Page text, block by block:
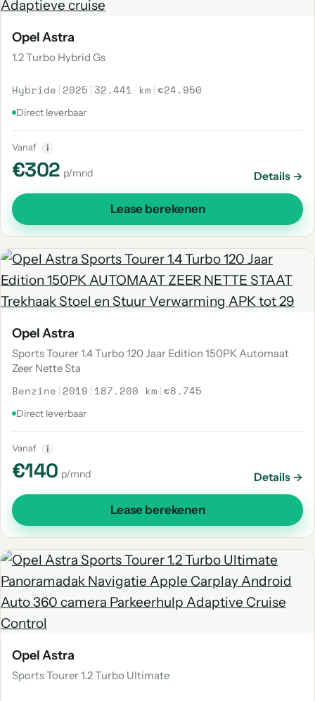
Opel Astra
1.2 Turbo Hybrid Gs
Hybride | 2025 | 32.441 km |€24.950
Direct leverbaar
Vanaf i
€302 p/mnd Details →
Lease berekenen
Opel Astra
Sports Tourer 1.4 Turbo 120 Jaar Edition 150PK Automaat
Zeer Nette Sta
Benzine | 2019 | 187.200 km |€8.745
Direct leverbaar
Vanaf i
€140 p/mnd Details →
Lease berekenen
Opel Astra
Sports Tourer 1.2 Turbo Ultimate